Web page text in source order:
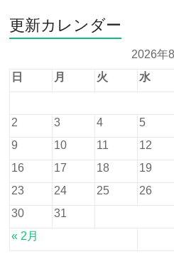
更新カレンダー
2026年
日
月 火 水
« 2月
2
3 4 5
9
10 11 12
16
17 18 19
23
24 25 26
30
31